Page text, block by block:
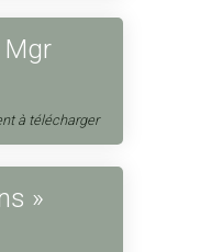
Mgr
à télécharger
»